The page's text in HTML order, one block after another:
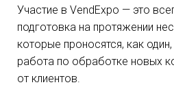
Участие в VendExpo — это
подготовка на протяжении
которые проносятся, как
работа по обработке новых
от клиентов.